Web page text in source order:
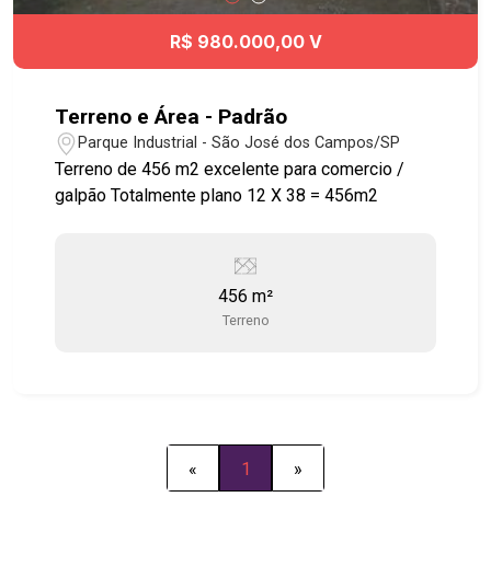
R$ 980.000,00 V
Terreno e Área - Padrão
Parque Industrial - São José dos Campos/SP
Terreno de 456 m2 excelente para comercio /
galpão Totalmente plano 12 X 38 = 456m2
456 m²
Terreno
« 1 »